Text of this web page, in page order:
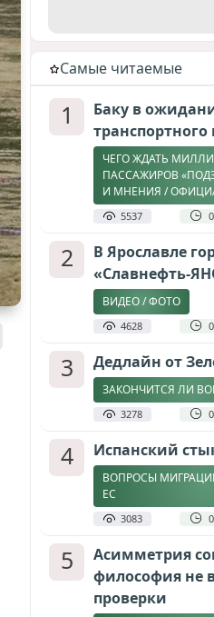
Cамые читаемые
1
Баку в
ЧЕГО ЖДАТЬ
ПАССАЖИРОВ
И МНЕНИЯ /
5537
2
В Ярославле
«Славнефть-
ВИДЕО / ФОТО
4628
3 Дедлайн от
ЗАКОНЧИТСЯ ЛИ
3278
4 Испанский
ВОПРОСЫ
ЕС
3083
5
Асимметрия
философия не
проверки